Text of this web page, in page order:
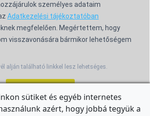
személyes adataim
Adatkezelési tájékoztatóban
megfelelően. Megértettem, hogy
visszavonására bármikor lehetőségem
alján található linkkel lesz lehetséges.
sütiket és egyéb internetes
azért, hogy jobbá tegyük a